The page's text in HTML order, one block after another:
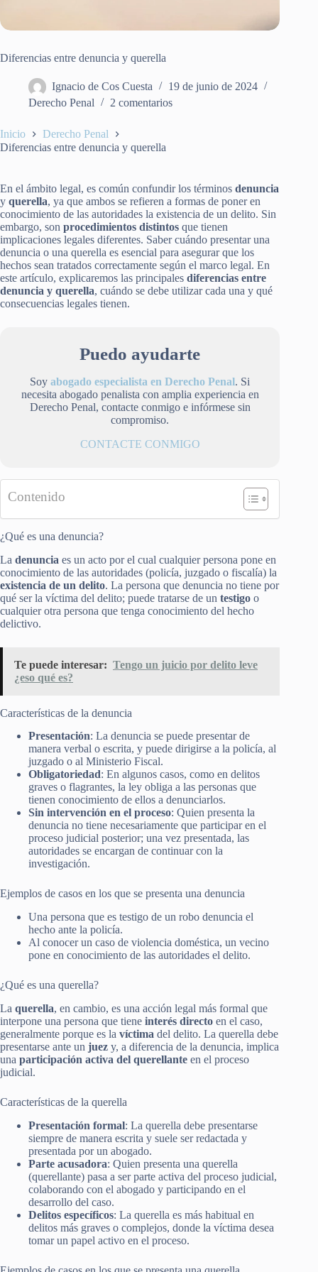
Diferencias entre denuncia y querella
Ignacio de Cos Cuesta
19 de junio de 2024
Derecho Penal
2 comentarios
Inicio
Derecho Penal
Diferencias entre denuncia y querella
En el ámbito legal, es común confundir los términos denuncia
y querella, ya que ambos se refieren a formas de poner en
conocimiento de las autoridades la existencia de un delito. Sin
embargo, son procedimientos distintos que tienen
implicaciones legales diferentes. Saber cuándo presentar una
denuncia o una querella es esencial para asegurar que los
hechos sean tratados correctamente según el marco legal. En
este artículo, explicaremos las principales diferencias entre
denuncia y querella, cuándo se debe utilizar cada una y qué
consecuencias legales tienen.
Puedo ayudarte
Soyabogado especialista en Derecho Penal. Si
necesita abogado penalista con amplia experiencia en
Derecho Penal, contacte conmigo e infórmese sin
compromiso.
CONTACTE CONMIGO
Contenido
¿Qué es una denuncia?
La denuncia es un acto por el cual cualquier persona pone en
conocimiento de las autoridades (policía, juzgado o fiscalía) la
existencia de un delito. La persona que denuncia no tiene por
qué ser la víctima del delito; puede tratarse de un testigo o
cualquier otra persona que tenga conocimiento del hecho
delictivo.
Te puede interesar: Tengo un juicio por delito leve
¿eso qué es?
Características de la denuncia
Presentación: La denuncia se puede presentar de
manera verbal o escrita, y puede dirigirse a la policía, al
juzgado o al Ministerio Fiscal.
Obligatoriedad: En algunos casos, como en delitos
graves o flagrantes, la ley obliga a las personas que
tienen conocimiento de ellos a denunciarlos.
Sin intervención en el proceso: Quien presenta la
denuncia no tiene necesariamente que participar en el
proceso judicial posterior; una vez presentada, las
autoridades se encargan de continuar con la
investigación.
Ejemplos de casos en los que se presenta una denuncia
Una persona que es testigo de un robo denuncia el
hecho ante la policía.
Al conocer un caso de violencia doméstica, un vecino
pone en conocimiento de las autoridades el delito.
¿Qué es una querella?
La querella, en cambio, es una acción legal más formal que
interpone una persona que tiene interés directo en el caso,
generalmente porque es la víctima del delito. La querella debe
presentarse ante un juez y, a diferencia de la denuncia, implica
una participación activa del querellante en el proceso
judicial.
Características de la querella
Presentación formal: La querella debe presentarse
siempre de manera escrita y suele ser redactada y
presentada por un abogado.
Parte acusadora: Quien presenta una querella
(querellante) pasa a ser parte activa del proceso judicial,
colaborando con el abogado y participando en el
desarrollo del caso.
Delitos específicos: La querella es más habitual en
delitos más graves o complejos, donde la víctima desea
tomar un papel activo en el proceso.